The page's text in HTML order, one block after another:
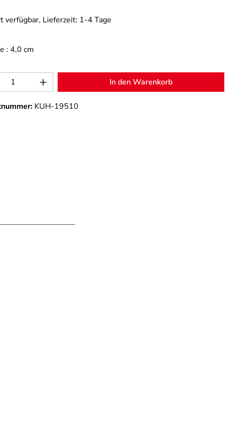
verfügbar, Lieferzeit: 1-4 Tage
: 4,0 cm
Anzahl: Gib den gewünschten Wert ein
In den Warenkorb
KUH-19510